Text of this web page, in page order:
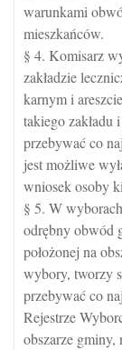
warunkami
mieszkańców.
§ 4. Komisarz
zakładzie
karnym i
takiego
przebywać co
jest możliwe
wniosek osoby
§ 5. W
odrębny obwód
położonej na
wybory, tworzy
przebywać co
Rejestrze
obszarze gminy,